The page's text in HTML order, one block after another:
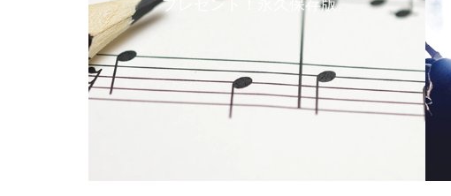
プレゼント！永久保存版。